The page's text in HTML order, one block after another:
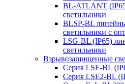
BL-ATLANT
светильники
BLSP-BL
светильники с
LSG-BL (IP65)
светильники
Взрывозащищенные
Серия LSE-BL
Серия LSE2-BL